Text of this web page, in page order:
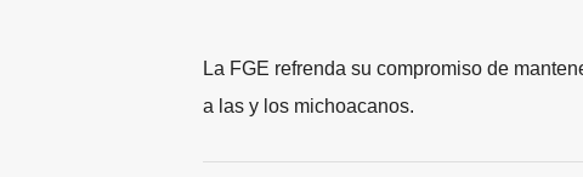
La FGE refrenda su compromiso de
a las y los michoacanos.